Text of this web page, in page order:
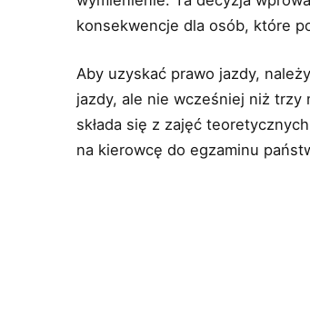
konsekwencje dla osób, które
Aby uzyskać prawo jazdy,
jazdy, ale nie wcześniej niż trzy
składa się z zajęć
na kierowcę do egzaminu